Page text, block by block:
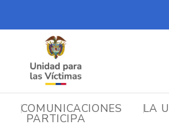
COMUNICACIONES LA
PARTICIPA